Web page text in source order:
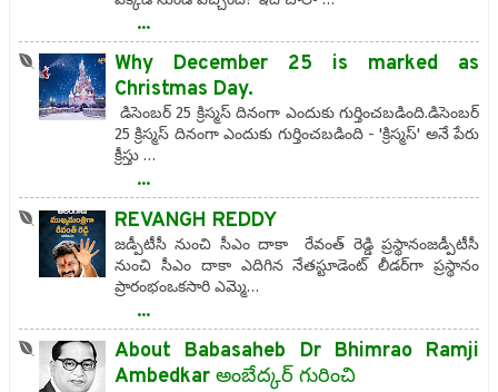
...
Why December 25 is marked as
Christmas Day.
డిసెంబర్ 25 క్రిస్మస్ దినంగా ఎందుకు గుర్తించబడింది.డిసెంబర్
25 క్రిస్మస్ దినంగా ఎందుకు గుర్తించబడింది - 'క్రిస్మస్' అనే పేరు
క్రీస్తు …
...
REVANGH REDDY
జడ్పీటీసీ నుంచి సీఎం దాకా రేవంత్ రెడ్డి ప్రస్థానంజడ్పీటీసీ
నుంచి సీఎం దాకా ఎదిగిన నేతస్టూడెంట్ లీడర్​గా ప్రస్థానం
ప్రారంభంఒకసారి ఎమ్మె…
...
About Babasaheb Dr Bhimrao Ramji
Ambedkar అంబేద్కర్ గురించి